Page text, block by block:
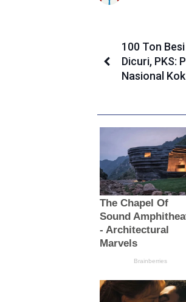
100 Ton
Dicuri, PKS:
Nasional